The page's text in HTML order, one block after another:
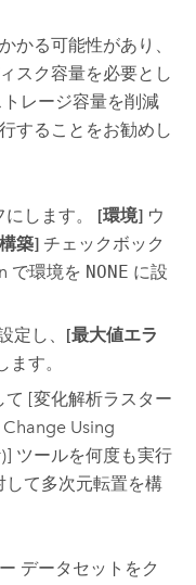
かる可能性があり、
スク容量を必要とし
レージ容量を削減
することをお勧めし
します。 [環境] ウ
築] チェックボック
で環境を NONE に設
定し、 [最大値エラ
す。
て [変化解析ラスター
Using
ツールを何度も実行
て多次元転置を構
データセットをク